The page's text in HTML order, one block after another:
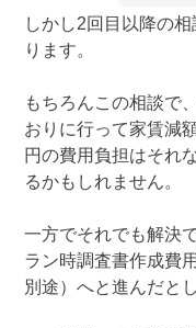
しかし2回目以降の
ります。
もちろんこの相談で
おりに行って家賃減
円の費用負担はそれ
るかもしれません。
一方でそれでも解決
ラン時調査書作成費
別途）へと進んだと